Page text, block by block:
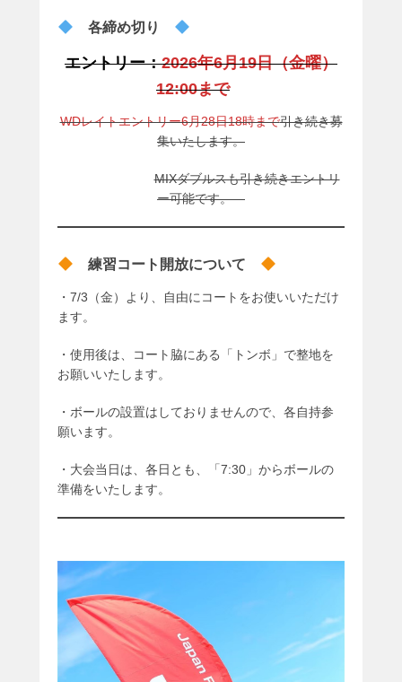
各締め切り
エントリー：2026年6月19日（金曜）
12:00まで
WDレイトエントリー6月28日18時まで引き続き募
集いたします。
MIXダブルスも引き続きエントリ
ー可能です。
練習コート開放について
・7/3（金）より、自由にコートをお使いいただけ
ます。
・使用後は、コート脇にある「トンボ」で整地を
お願いいたします。
・ボールの設置はしておりませんので、各自持参
願います。
・大会当日は、各日とも、「7:30」からボールの
準備をいたします。